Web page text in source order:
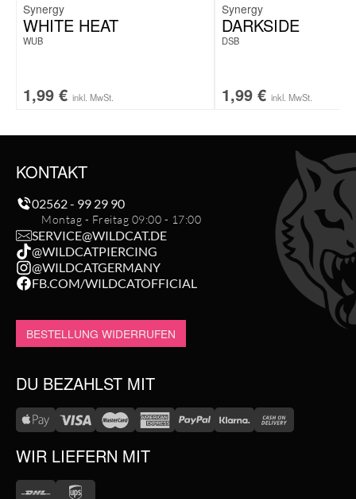
Synergy
WHITE HEAT
WUB
1,99 € inkl. MwSt.
Synergy
DARKSIDE
DSB
1,99 € inkl. MwSt.
KONTAKT
02562 - 99 29 90
Montag - Freitag 09:00 - 17:00
SERVICE@WILDCAT.DE
@WILDCATPIERCING
@WILDCATGERMANY
FB.COM/WILDCATOFFICIAL
BESTELLUNG WIDERRUFEN
DU BEZAHLST MIT
WIR LIEFERN MIT